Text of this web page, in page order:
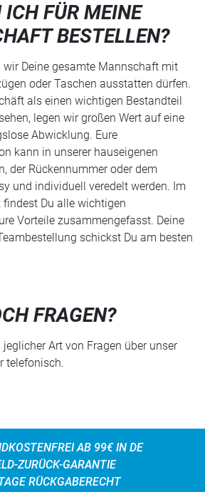
FÜR MEINE
BESTELLEN?
wir Deine gesamte Mannschaft mit
oder Taschen ausstatten dürfen.
als einen wichtigen Bestandteil
legen wir großen Wert auf eine
Abwicklung. Eure
kann in unserer hauseigenen
der Rückennummer oder dem
und individuell veredelt werden. Im
findest Du alle wichtigen
Vorteile zusammengefasst. Deine
schickst Du am besten
FRAGEN?
Art von Fragen über unser
telefonisch.
AB 99€ IN DE
ZURÜCK-GARANTIE
RÜCKGABERECHT